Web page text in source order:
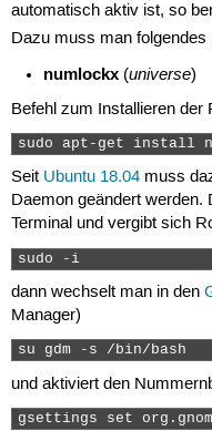
automatisch aktiv ist, so
Dazu muss man folgendes
numlockx (universe)
Befehl zum Installieren der
sudo apt-get install
Seit Ubuntu 18.04muss
Daemon geändert
Terminal und vergibt sich
sudo -i
dann wechselt man in den
Manager)
su gdm -s /bin/bash
und aktiviert den
gsettings set